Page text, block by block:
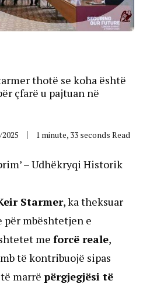
thotë se koha është
çfarë u pajtuan në
1 minute, 33 seconds Read
– Udhëkryqi Historik
Starmer, ka theksuar
për mbështetjen e
me forcë reale,
të kontribuojë sipas
marrë përgjegjësi të